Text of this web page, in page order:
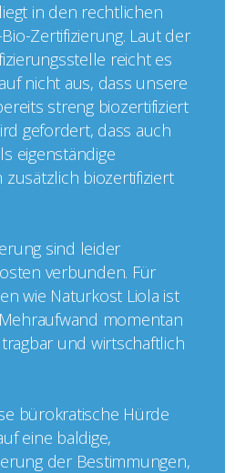
in den rechtlichen
Zertifizierung. Laut der
reicht es
nicht aus, dass unsere
streng biozertifiziert
gefordert, dass auch
eigenständige
biozertifiziert
sind leider
verbunden. Für
wie Naturkost Liola ist
momentan
und wirtschaftlich
bürokratische Hürde
eine baldige,
der Bestimmungen,